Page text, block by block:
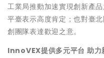
工業局推動加速實現創新產
平臺表示高度肯定；也對臺
創團隊表達歡迎之意。
InnoVEX提供多元平台 助